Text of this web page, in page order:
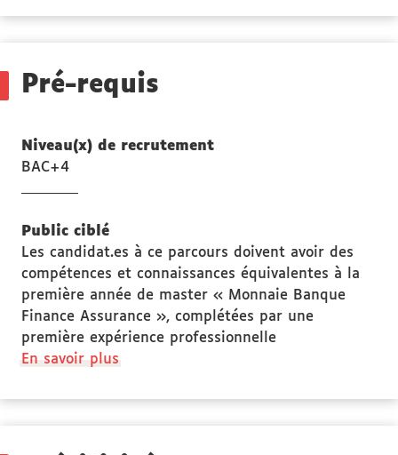
des
Pré-requis
Niveau(x) de recrutement
BAC+4
Public ciblé
Les candidat.es à ce parcours doivent avoir des
compétences et connaissances équivalentes à la
première année de master « Monnaie Banque
Finance Assurance », complétées par une
première expérience professionnelle
En savoir plus
des